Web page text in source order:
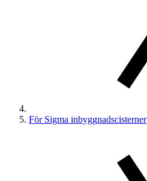
För Sigma inbyggnadscisterner